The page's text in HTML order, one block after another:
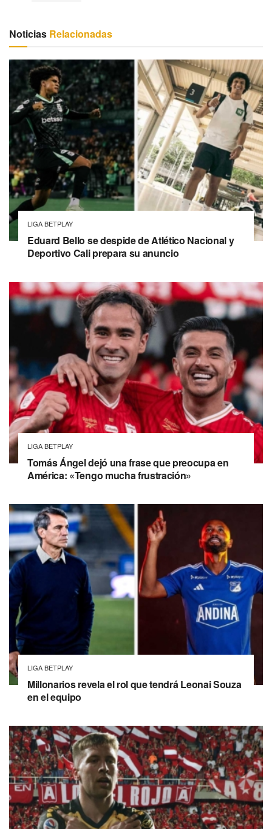
Noticias Relacionadas
LIGA BETPLAY
Eduard Bello se despide de Atlético Nacional y
Deportivo Cali prepara su anuncio
LIGA BETPLAY
Tomás Ángel dejó una frase que preocupa en
América: «Tengo mucha frustración»
LIGA BETPLAY
Millonarios revela el rol que tendrá Leonai Souza
en el equipo